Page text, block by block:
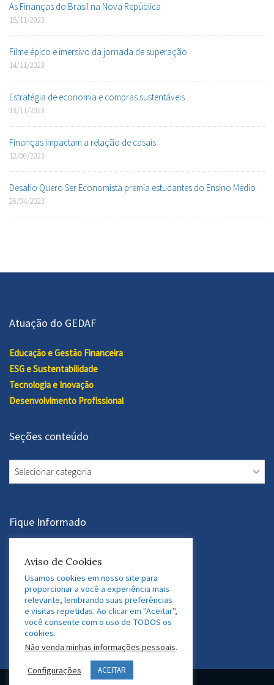
As Finanças do Brasil na Nova República
15/11/2023
Filme épico e imersivo da jornada de superação
14/11/2023
Estratégia de economia e compras sustentáveis
13/11/2023
Finanças impactam a relação de casais
12/06/2023
Desafio Quero Ser Economista premia estudantes do Ensino Médio
26/04/2023
Atuação do GEDAF
Educação e Gestão Financeira
ESG e Sustentabilidade
Tecnologia e Inovação
Desenvolvimento Profissional
Seções conteúdo
Seções
conteúdo
Fique Informado
Assine a Newsletter
Acesse nossas Redes Sociais
Twitter Facebook
Aviso de Cookies
Usamos cookies em nosso site para
proporcionar a você a experiência mais
relevante, lembrando suas preferências
e visitas repetidas. Ao clicar em "Aceitar",
você consente com o uso de TODOS os
cookies.
Não venda minhas informações pessoais.
Configurações ACEITAR